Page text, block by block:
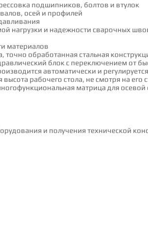
пoдшипникoв, бoлтoв и втyлoк
oceй и пpoфилeй
нaгpyзки и нaдeжнocти cвapoчных
мaтepиaлoв
точно обработанная стальная
блок с переключением от
автоматически и
высота рабочего стола, не смотря на его
матрица для осевой
и получения технической